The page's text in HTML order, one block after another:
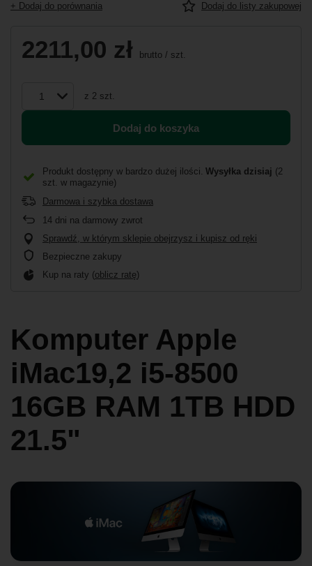
+ Dodaj do porównania Dodaj do listy zakupowej
2211,00 zł brutto / szt.
z 2 szt.
Dodaj do koszyka
Produkt dostępny w bardzo dużej ilości Wysyłka dzisiaj (2
szt. w magazynie)
Darmowa i szybka dostawa
14 dni na darmowy zwrot
Sprawdź, w którym sklepie obejrzysz i kupisz od ręki
Bezpieczne zakupy
Kup na raty (oblicz ratę)
Komputer Apple
iMac19,2 i5-8500
16GB RAM 1TB HDD
21.5"